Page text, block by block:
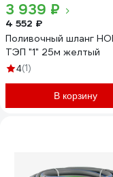
3 939 ₽
4 552 ₽
Поливочный шланг
ТЭП "1" 25м желтый
4(1)
В корзину